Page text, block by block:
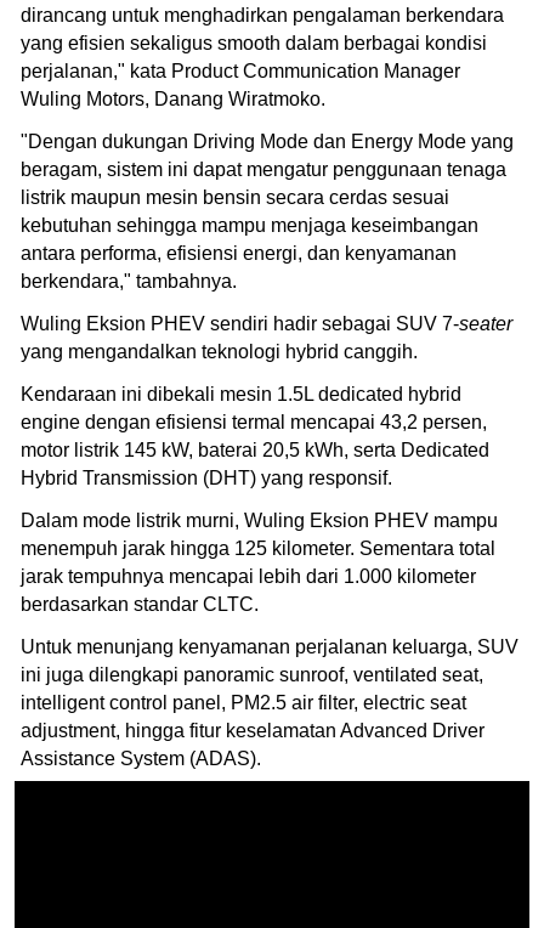
dirancang untuk menghadirkan pengalaman berkendara
yang efisien sekaligus smooth dalam berbagai kondisi
perjalanan," kata Product Communication Manager
Wuling Motors, Danang Wiratmoko.
"Dengan dukungan Driving Mode dan Energy Mode yang
beragam, sistem ini dapat mengatur penggunaan tenaga
listrik maupun mesin bensin secara cerdas sesuai
kebutuhan sehingga mampu menjaga keseimbangan
antara performa, efisiensi energi, dan kenyamanan
berkendara," tambahnya.
Wuling Eksion PHEV sendiri hadir sebagai SUV 7-seater
yang mengandalkan teknologi hybrid canggih.
Kendaraan ini dibekali mesin 1.5L dedicated hybrid
engine dengan efisiensi termal mencapai 43,2 persen,
motor listrik 145 kW, baterai 20,5 kWh, serta Dedicated
Hybrid Transmission (DHT) yang responsif.
Dalam mode listrik murni, Wuling Eksion PHEV mampu
menempuh jarak hingga 125 kilometer. Sementara total
jarak tempuhnya mencapai lebih dari 1.000 kilometer
berdasarkan standar CLTC.
Untuk menunjang kenyamanan perjalanan keluarga, SUV
ini juga dilengkapi panoramic sunroof, ventilated seat,
intelligent control panel, PM2.5 air filter, electric seat
adjustment, hingga fitur keselamatan Advanced Driver
Assistance System (ADAS).